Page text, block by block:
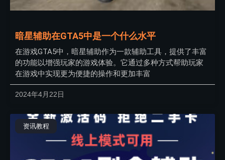
暗星辅助在GTA5中是一个什么水平
在游戏GTA5中，暗星辅助作为一款辅助工具，提供了丰富
的功能以增强玩家的游戏体验。它通过多种方式帮助玩家
在游戏中实现更为便捷的操作和更加丰富
2024年4月22日
资讯教程